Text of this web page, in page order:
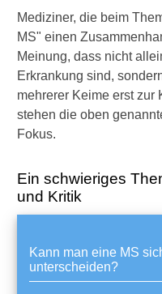
Mediziner, die beim
MS" einen
Meinung, dass nicht
Erkrankung sind,
mehrerer Keime erst zur
stehen die oben
Fokus.
Ein schwieriges
und Kritik
Kann man eine MS
unterscheiden?
Kortison-
Stillen
Behandlung der
Alternativmedizin
Für Familie und
Leben und Alltag